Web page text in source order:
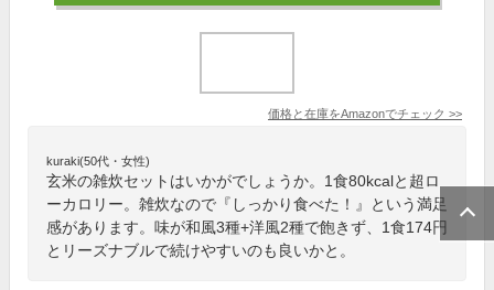
価格と在庫をAmazonでチェック >>
kuraki(50代・女性)
玄米の雑炊セットはいかがでしょうか。1食80kcalと超ロ
ーカロリー。雑炊なので『しっかり食べた！』という満足
感があります。味が和風3種+洋風2種で飽きず、1食174円
とリーズナブルで続けやすいのも良いかと。